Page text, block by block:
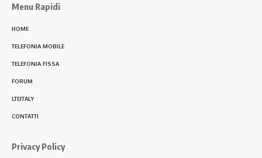
Menu Rapidi
HOME
TELEFONIA MOBILE
TELEFONIA FISSA
FORUM
LTEITALY
CONTATTI
Privacy Policy